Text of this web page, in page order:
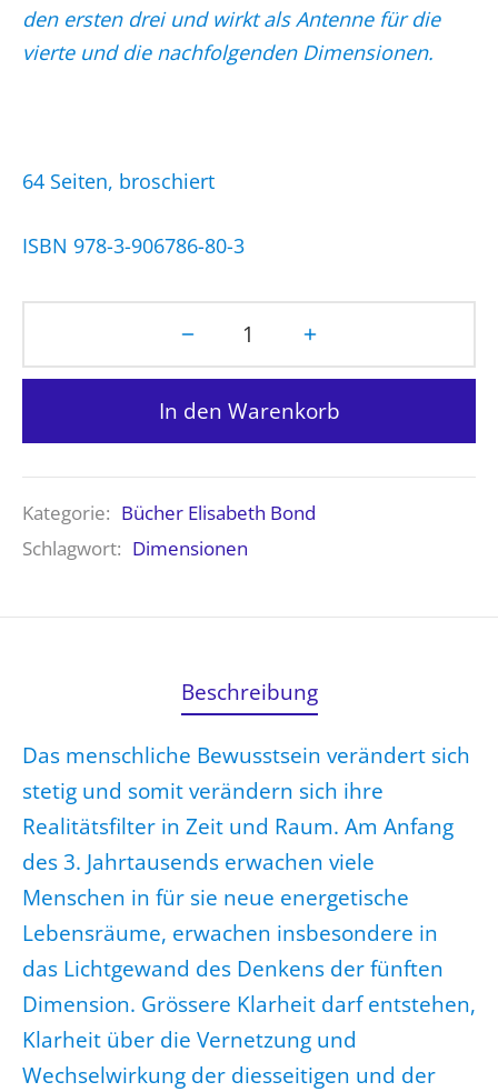
den ersten drei und wirkt als Antenne für die
vierte und die nachfolgenden Dimensionen.
64 Seiten, broschiert
ISBN 978-3-906786-80-3
In den Warenkorb
Kategorie: Bücher Elisabeth Bond
Schlagwort: Dimensionen
Beschreibung
Das menschliche Bewusstsein verändert sich
stetig und somit verändern sich ihre
Realitätsfilter in Zeit und Raum. Am Anfang
des 3. Jahrtausends erwachen viele
Menschen in für sie neue energetische
Lebensräume, erwachen insbesondere in
das Lichtgewand des Denkens der fünften
Dimension. Grössere Klarheit darf entstehen,
Klarheit über die Vernetzung und
Wechselwirkung der diesseitigen und der